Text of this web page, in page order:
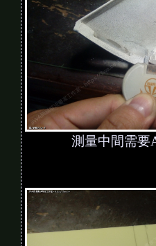
測量中間需要